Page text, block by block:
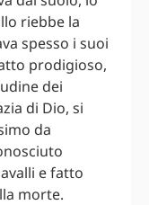
riebbe la
spesso i suoi
prodigioso,
dei
di Dio, si
da
e fatto
morte.